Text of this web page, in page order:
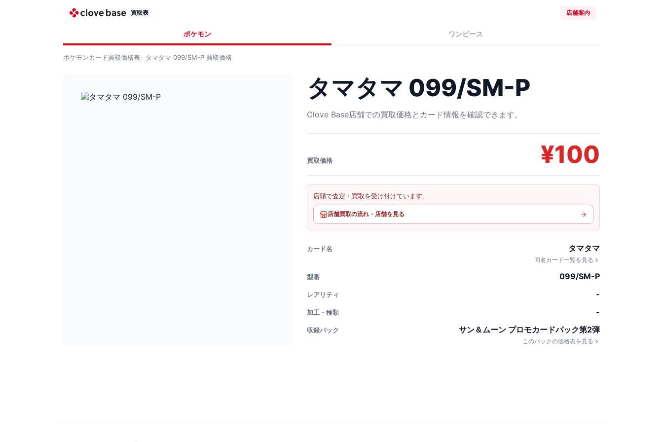
買取表 店舗案内
ポケモン ワンピース
ポケモンカード買取価格表 タマタマ 099/SM-P 買取価格
タマタマ 099/SM-P
Clove Base店舗での買取価格とカード情報を確認できます。
買取価格 ¥100
店頭で査定・買取を受け付けています。
店舗買取の流れ・店舗を見る
カード名 タマタマ
同名カード一覧を見る
型番 099/SM-P
レアリティ -
加工・種類 -
収録パック サン＆ムーン プロモカードパック第2弾
このパックの価格表を見る